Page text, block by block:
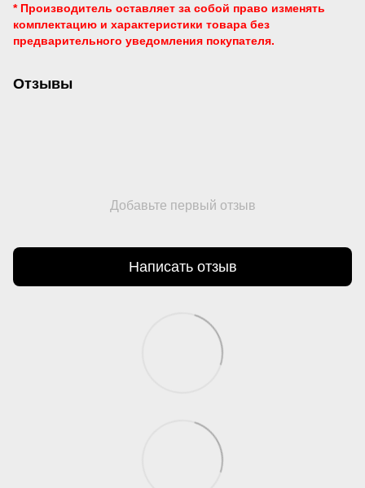
* Производитель оставляет за собой право изменять
комплектацию и характеристики товара без
предварительного уведомления покупателя.
Отзывы
Добавьте первый отзыв
Написать отзыв